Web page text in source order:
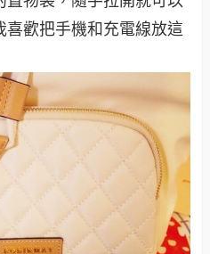
喜歡把手機和充電線放這